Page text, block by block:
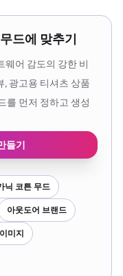
드에 맞추기
웨어 감도의 강한 비
, 광고용 티셔츠 상품
를 먼저 정하고 생성
들기
닉 코튼 무드
아웃도어 브랜드
미지